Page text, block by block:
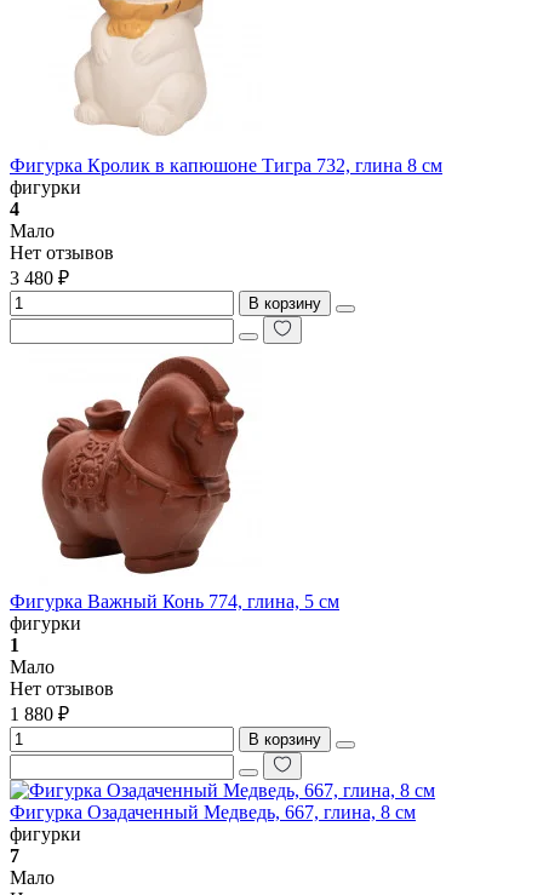
Фигурка Кролик в капюшоне Тигра 732, глина 8 см
фигурки
4
Мало
Нет отзывов
3 480 ₽
В корзину
Фигурка Важный Конь 774, глина, 5 см
фигурки
1
Мало
Нет отзывов
1 880 ₽
В корзину
Фигурка Озадаченный Медведь, 667, глина, 8 см
фигурки
7
Мало